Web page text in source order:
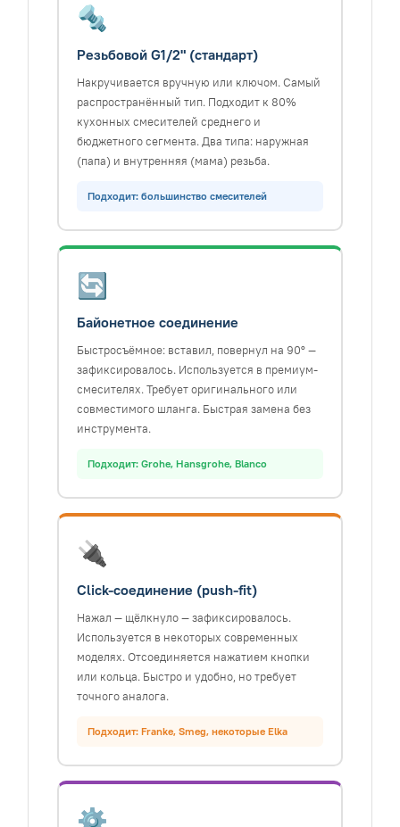
🔩
Резьбовой G1/2" (стандарт)
Накручивается вручную или ключом. Самый
распространённый тип. Подходит к 80%
кухонных смесителей среднего и
бюджетного сегмента. Два типа: наружная
(папа) и внутренняя (мама) резьба.
Подходит: большинство смесителей
🔄
Байонетное соединение
Быстросъёмное: вставил, повернул на 90° —
зафиксировалось. Используется в премиум-
смесителях. Требует оригинального или
совместимого шланга. Быстрая замена без
инструмента.
Подходит: Grohe, Hansgrohe, Blanco
🔌
Click-соединение (push-fit)
Нажал — щёлкнуло — зафиксировалось.
Используется в некоторых современных
моделях. Отсоединяется нажатием кнопки
или кольца. Быстро и удобно, но требует
точного аналога.
Подходит: Franke, Smeg, некоторые Elka
⚙️